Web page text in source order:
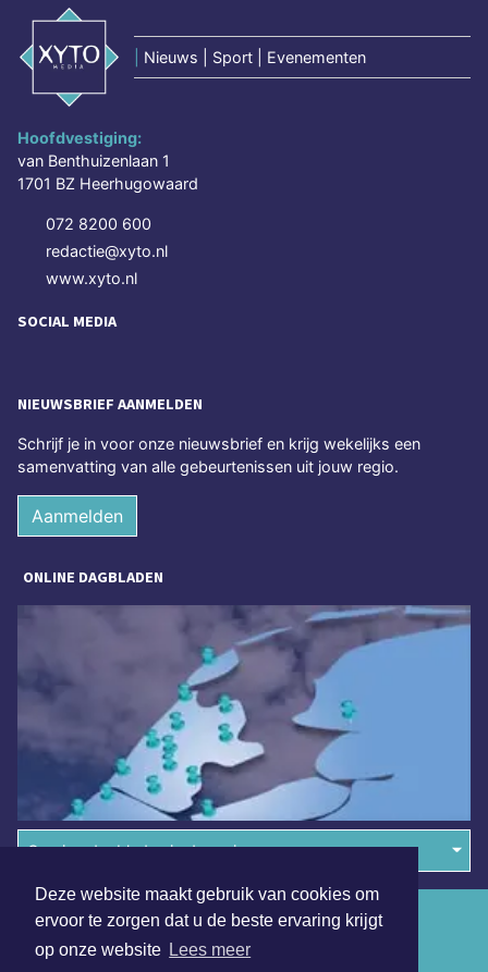
Deze website maakt gebruik van cookies om
ervoor te zorgen dat u de beste ervaring krijgt
op onze website Lees meer
Nieuws | Sport | Evenementen
Hoofdvestiging:
van Benthuizenlaan 1
1701 BZ Heerhugowaard
072 8200 600
redactie@xyto.nl
www.xyto.nl
SOCIAL MEDIA
NIEUWSBRIEF AANMELDEN
Schrijf je in voor onze nieuwsbrief en krijg wekelijks een
samenvatting van alle gebeurtenissen uit jouw regio.
Aanmelden
ONLINE DAGBLADEN
Overige dagbladen in de regio
Algemene voorwaarden
Disclaimer